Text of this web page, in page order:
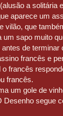
a solitária
aparece um
vilão, que
um sapo muito
de terminar
francês e
francês
francês.
um gole de
Desenho segue